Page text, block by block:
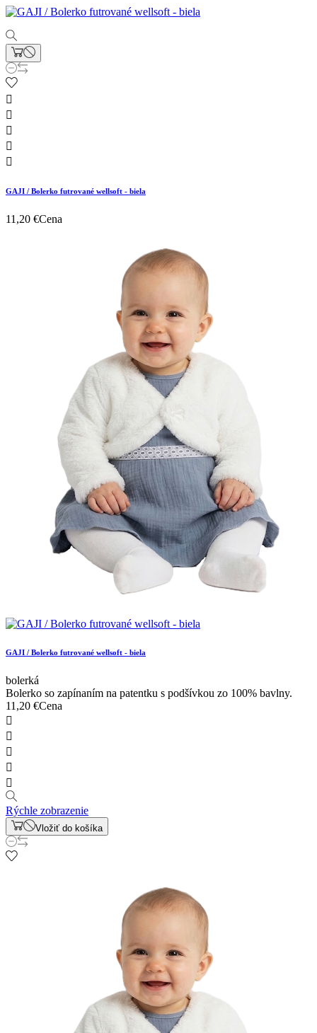





GAJI / Bolerko futrované wellsoft - biela
11,20 €Cena
GAJI / Bolerko futrované wellsoft - biela
bolerká
Bolerko so zapínaním na patentku s podšívkou zo 100% bavlny.
11,20 €Cena





Rýchle zobrazenie
Vložiť do košíka